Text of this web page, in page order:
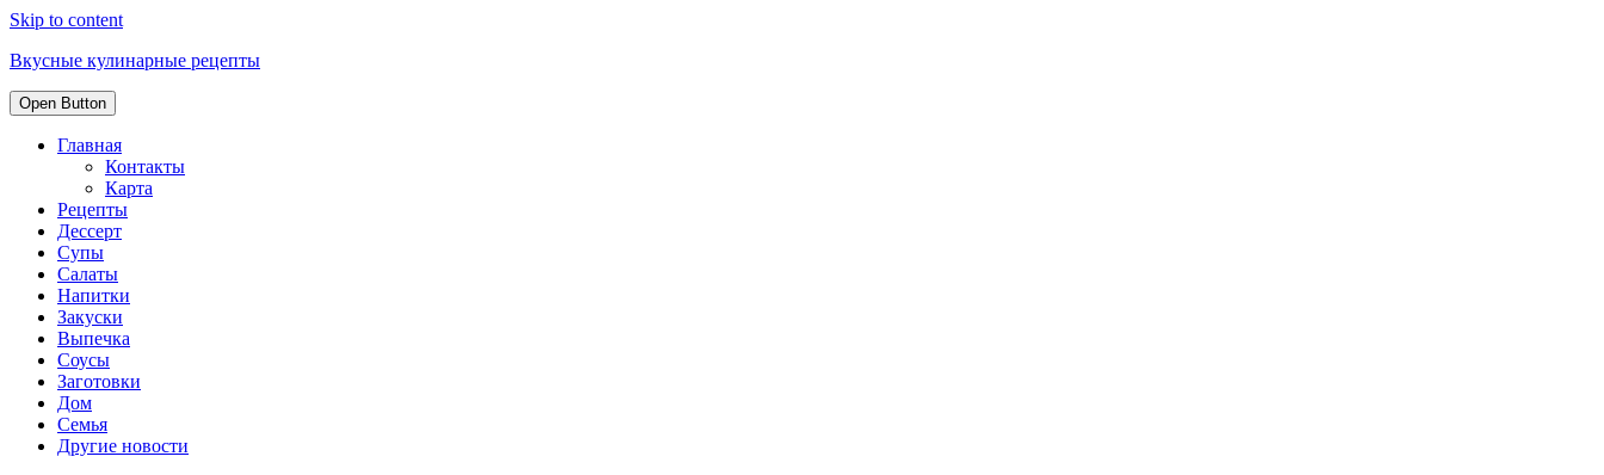
Skip to content
Вкусные кулинарные рецепты
Open Button
Главная
Контакты
Карта
Рецепты
Дессерт
Супы
Салаты
Напитки
Закуски
Выпечка
Соусы
Заготовки
Дом
Семья
Другие новости